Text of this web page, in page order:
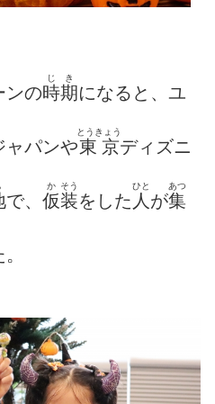
ンの時
じ
期
き
になると、ユ
ャパンや東京
とうきょう
ディズニ
で、 仮
か
装
そう
をした 人
ひと
が集
あつ